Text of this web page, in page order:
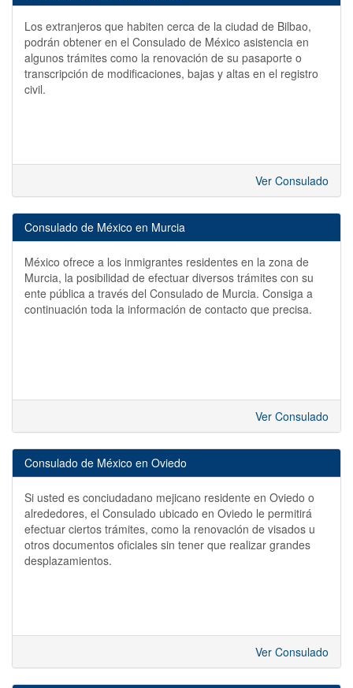
Los extranjeros que habiten cerca de la ciudad de Bilbao,
podrán obtener en el Consulado de México asistencia en
algunos trámites como la renovación de su pasaporte o
transcripción de modificaciones, bajas y altas en el registro
civil.
Ver Consulado
Consulado de México en Murcia
México ofrece a los inmigrantes residentes en la zona de
Murcia, la posibilidad de efectuar diversos trámites con su
ente pública a través del Consulado de Murcia. Consiga a
continuación toda la información de contacto que precisa.
Ver Consulado
Consulado de México en Oviedo
Si usted es conciudadano mejicano residente en Oviedo o
alrededores, el Consulado ubicado en Oviedo le permitirá
efectuar ciertos trámites, como la renovación de visados u
otros documentos oficiales sin tener que realizar grandes
desplazamientos.
Ver Consulado